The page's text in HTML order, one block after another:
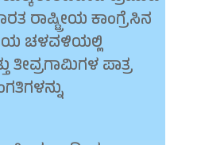
ರಾಷ್ಟ್ರೀಯ ಕಾಂಗ್ರೆಸಿನ
ಚಳವಳಿಯಲ್ಲಿ
ಪಾತ್ರ